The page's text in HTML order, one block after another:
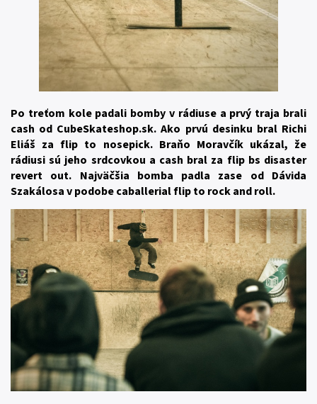
Po treťom kole padali bomby v rádiuse a prvý traja brali
cash od CubeSkateshop.sk. Ako prvú desinku bral Richi
Eliáš za flip to nosepick. Braňo Moravčík ukázal, že
rádiusi sú jeho srdcovkou a cash bral za flip bs disaster
revert out. Najväčšia bomba padla zase od Dávida
Szakálosa v podobe caballerial flip to rock and roll.